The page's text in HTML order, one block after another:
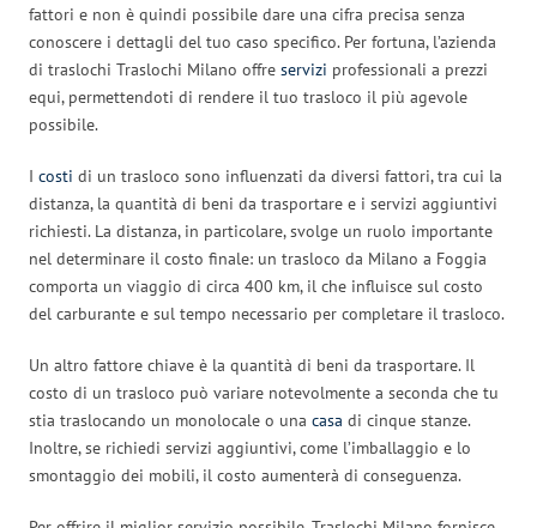
fattori e non è quindi possibile dare una cifra precisa senza
conoscere i dettagli del tuo caso specifico. Per fortuna, l’azienda
di traslochi Traslochi Milano offre servizi professionali a prezzi
equi, permettendoti di rendere il tuo trasloco il più agevole
possibile.
I costi di un trasloco sono influenzati da diversi fattori, tra cui la
distanza, la quantità di beni da trasportare e i servizi aggiuntivi
richiesti. La distanza, in particolare, svolge un ruolo importante
nel determinare il costo finale: un trasloco da Milano a Foggia
comporta un viaggio di circa 400 km, il che influisce sul costo
del carburante e sul tempo necessario per completare il trasloco.
Un altro fattore chiave è la quantità di beni da trasportare. Il
costo di un trasloco può variare notevolmente a seconda che tu
stia traslocando un monolocale o una casa di cinque stanze.
Inoltre, se richiedi servizi aggiuntivi, come l’imballaggio e lo
smontaggio dei mobili, il costo aumenterà di conseguenza.